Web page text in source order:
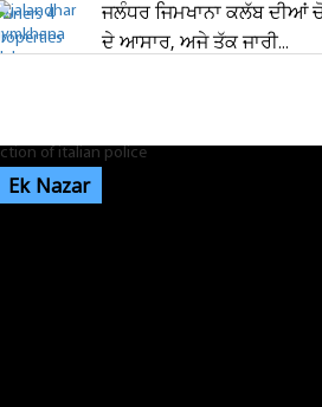
ਜਲੰਧਰ ਜਿਮਖਾਨਾ ਕਲੱਬ ਦੀਆਂ
ਦੇ ਆਸਾਰ, ਅਜੇ ਤੱਕ ਜਾਰੀ...
Ek Nazar